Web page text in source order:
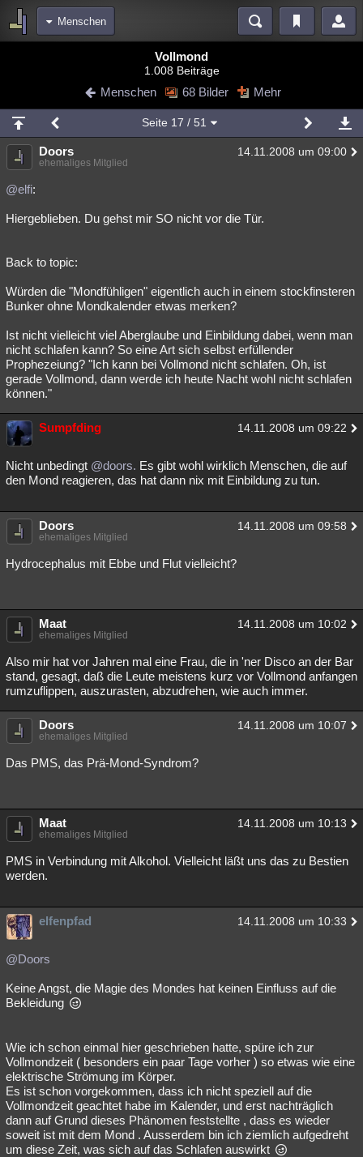
Menschen
Blogs Videos
Chat Wiki Neuigkeiten
meine Rubriken
Menschen Mystery Kriminalfälle
Spiritualität
Natur Umfragen Unterhaltung
Philosophie
Astronomie Helpdesk Gruppen Gaming Filme
Musik Clash Verbesserungen Allmystery English
Übersichten
Besucht Teilgenommen Alle Neue Geschlossen
Lesenswert Schlüsselwörter
Vollmond
1.008 Beiträge
Menschen 68 Bilder Mehr
Seite 17 / 51
Doors 14.11.2008 um 09:00
ehemaliges Mitglied
@elfi:
Hiergeblieben. Du gehst mir SO nicht vor die Tür.
Back to topic:
Würden die "Mondfühligen" eigentlich auch in einem stockfinsteren
Bunker ohne Mondkalender etwas merken?
Ist nicht vielleicht viel Aberglaube und Einbildung dabei, wenn man
nicht schlafen kann? So eine Art sich selbst erfüllender
Prophezeiung? "Ich kann bei Vollmond nicht schlafen. Oh, ist
gerade Vollmond, dann werde ich heute Nacht wohl nicht schlafen
können."
Sumpfding 14.11.2008 um 09:22
Nicht unbedingt @doors. Es gibt wohl wirklich Menschen, die auf
den Mond reagieren, das hat dann nix mit Einbildung zu tun.
Doors 14.11.2008 um 09:58
ehemaliges Mitglied
Hydrocephalus mit Ebbe und Flut vielleicht?
Maat 14.11.2008 um 10:02
ehemaliges Mitglied
Also mir hat vor Jahren mal eine Frau, die in 'ner Disco an der Bar
stand, gesagt, daß die Leute meistens kurz vor Vollmond anfangen
rumzuflippen, auszurasten, abzudrehen, wie auch immer.
Doors 14.11.2008 um 10:07
ehemaliges Mitglied
Das PMS, das Prä-Mond-Syndrom?
Maat 14.11.2008 um 10:13
ehemaliges Mitglied
PMS in Verbindung mit Alkohol. Vielleicht läßt uns das zu Bestien
werden.
elfenpfad 14.11.2008 um 10:33
@Doors
Keine Angst, die Magie des Mondes hat keinen Einfluss auf die
Bekleidung
Wie ich schon einmal hier geschrieben hatte, spüre ich zur
Vollmondzeit ( besonders ein paar Tage vorher ) so etwas wie eine
elektrische Strömung im Körper.
Es ist schon vorgekommen, dass ich nicht speziell auf die
Vollmondzeit geachtet habe im Kalender, und erst nachträglich
dann auf Grund dieses Phänomen feststellte , dass es wieder
soweit ist mit dem Mond . Ausserdem bin ich ziemlich aufgedreht
um diese Zeit, was sich auf das Schlafen auswirkt